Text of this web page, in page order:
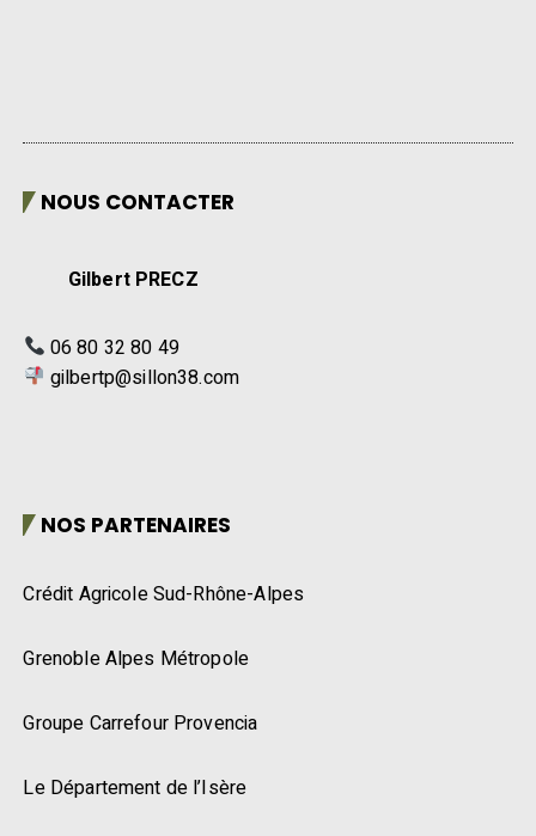
NOUS CONTACTER
Gilbert PRECZ
06 80 32 80 49
gilbertp@sillon38.com
NOS PARTENAIRES
Crédit Agricole Sud-Rhône-Alpes
Grenoble Alpes Métropole
Groupe Carrefour Provencia
Le Département de l’Isère